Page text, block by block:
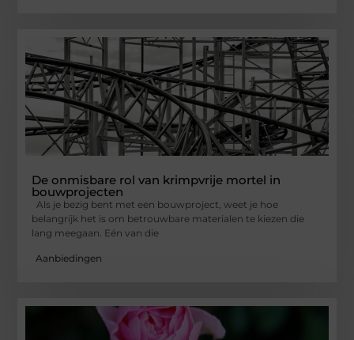
De onmisbare rol van krimpvrije mortel in
bouwprojecten
Als je bezig bent met een bouwproject, weet je hoe
belangrijk het is om betrouwbare materialen te kiezen die
lang meegaan. Eén van die
Aanbiedingen